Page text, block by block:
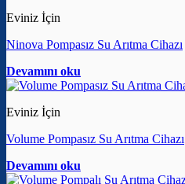
Eviniz İçin
Ninova Pompasız Su Arıtma Cihazı
Devamını oku
Eviniz İçin
Volume Pompasız Su Arıtma Cihazı
Devamını oku